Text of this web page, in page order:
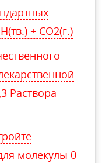
+ CO2(г.)
Раствора
молекулы 0